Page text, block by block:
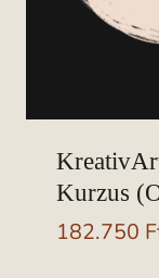
Kurzus
182.750